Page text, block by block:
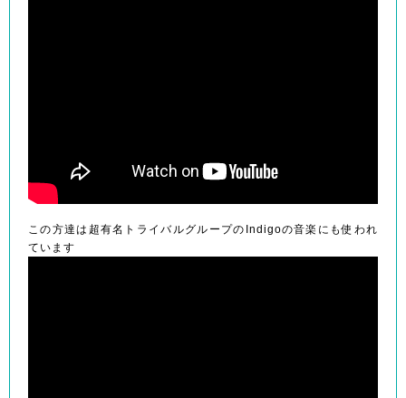
この方達は超有名トライバルグループのIndigoの音楽にも使われ
ています